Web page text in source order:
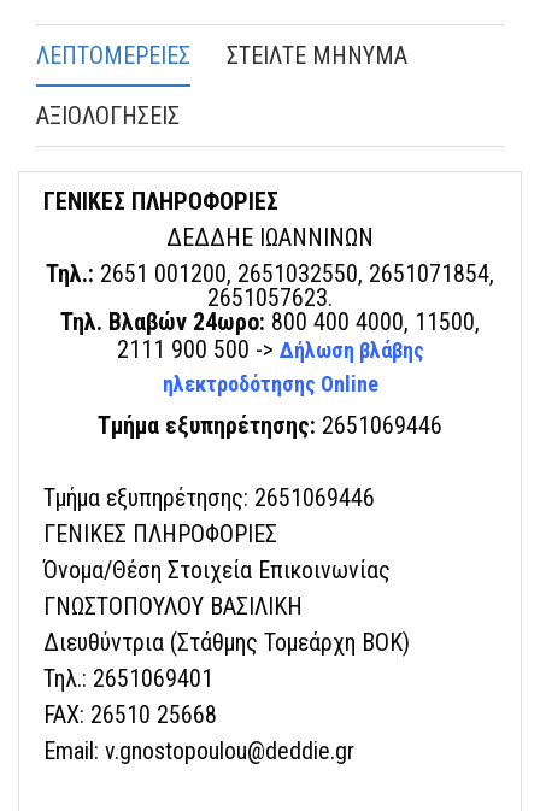
ΛΕΠΤΟΜΕΡΕΙΕΣ ΣΤΕΙΛΤΕ ΜΗΝΥΜΑ
ΑΞΙΟΛΟΓΗΣΕΙΣ
ΓΕΝΙΚΕΣ ΠΛΗΡΟΦΟΡΙΕΣ
ΔΕΔΔΗΕ ΙΩΑΝΝΙΝΩΝ
Τηλ.: 2651 001200, 2651032550, 2651071854,
2651057623.
Τηλ. Βλαβών 24ωρο: 800 400 4000, 11500,
2111 900 500 -> Δήλωση βλάβης
ηλεκτροδότησης Online
Τμήμα εξυπηρέτησης: 2651069446
Τμήμα εξυπηρέτησης: 2651069446
ΓΕΝΙΚΕΣ ΠΛΗΡΟΦΟΡΙΕΣ
Όνομα/Θέση Στοιχεία Επικοινωνίας
ΓΝΩΣΤΟΠΟΥΛΟΥ ΒΑΣΙΛΙΚΗ
Διευθύντρια (Στάθμης Τομεάρχη ΒΟΚ)
Τηλ.: 2651069401
FAX: 26510 25668
Email: v.gnostopoulou@deddie.gr